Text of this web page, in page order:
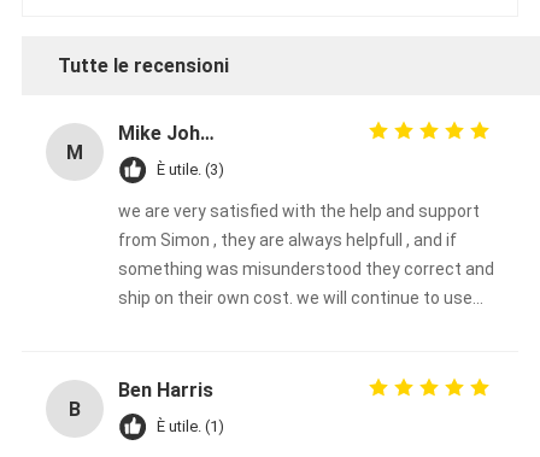
Tutte le recensioni
M
Mike Johnson
È utile. (3)
we are very satisfied with the help and support
from Simon , they are always helpfull , and if
something was misunderstood they correct and
ship on their own cost. we will continue to use
B
Ben Harris
È utile. (1)